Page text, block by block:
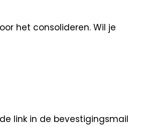
het consolideren. Wil je
link in de bevestigingsmail